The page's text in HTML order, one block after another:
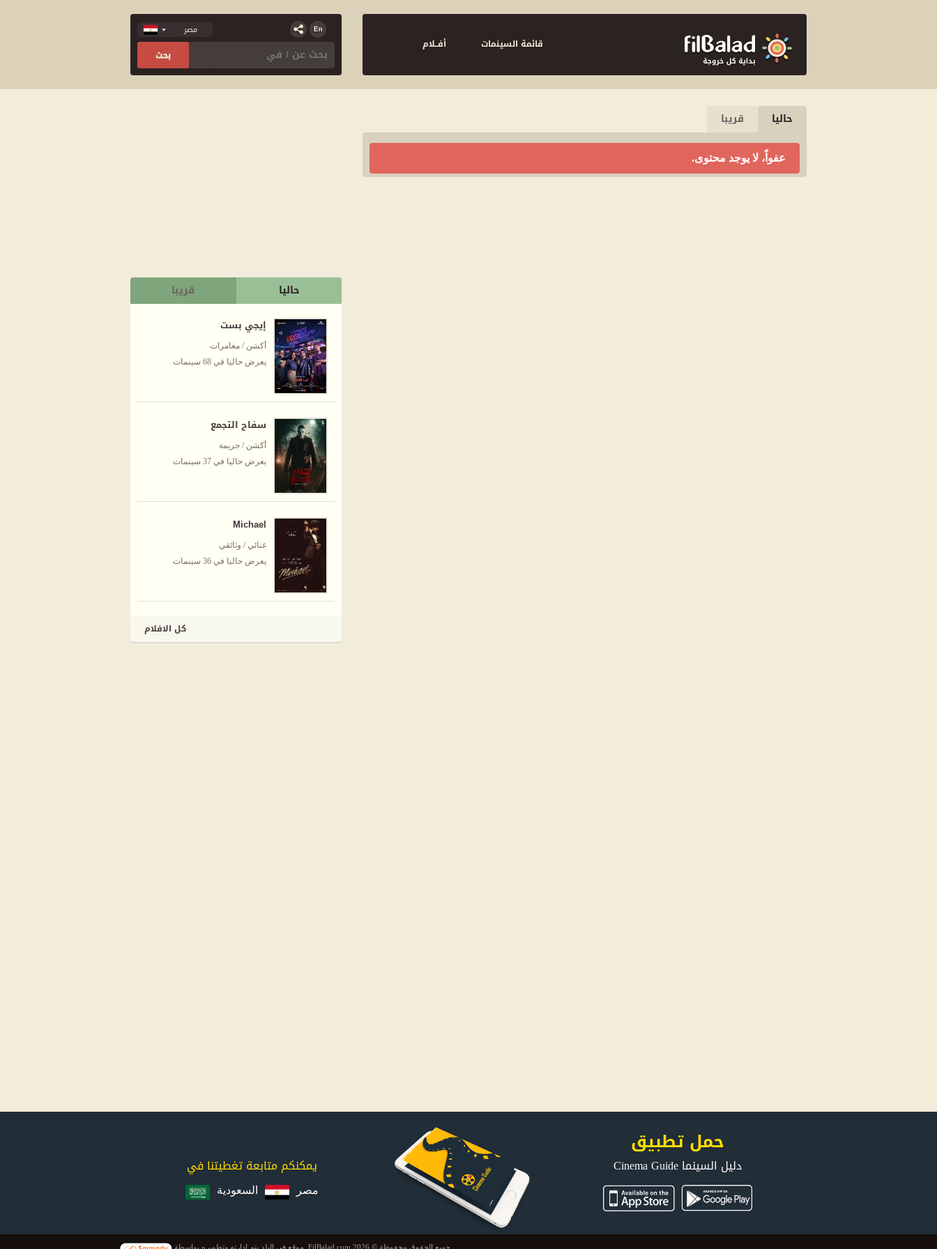
قائمة السينمات أفــلام
حاليا قريبا
عفواً، لا يوجد محتوى.
حاليا قريبا
إيجي بست
أكشن / مغامرات
يعرض حاليا في 68 سينمات
سفاح التجمع
أكشن / جريمة
يعرض حاليا في 37 سينمات
Michael
غنائي / وثائقي
يعرض حاليا في 36 سينمات
كل الافلام
حمل تطبيق
دليل السينما Cinema Guide يمكنكم متابعة تغطيتنا في
مصر السعودية
جميع الحقوق محفوظة © 2026 FilBalad.com. موقع في البلد يتم إدارته وتطويره بواسطة